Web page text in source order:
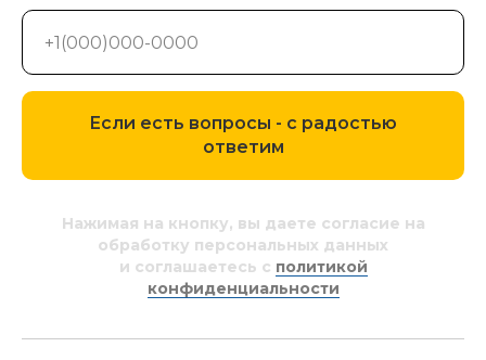
Если есть вопросы - с радостью
ответим
Нажимая на кнопку, вы даете согласие на
обработку персональных данных
и соглашаетесь c политикой
конфиденциальности